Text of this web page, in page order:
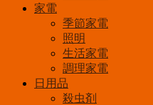
家電
季節家電
照明
生活家電
調理家電
日用品
殺虫剤